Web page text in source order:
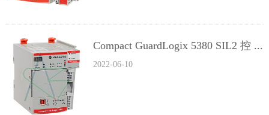
Compact GuardLogix 5380 SIL2 控 ...
2022-06-10